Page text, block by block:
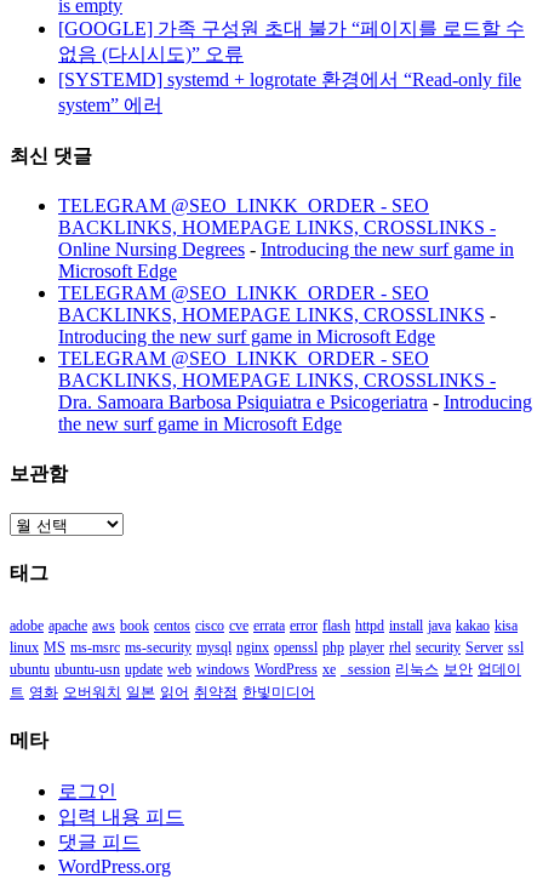
is empty
[GOOGLE] 가족 구성원 초대 불가 “페이지를 로드할 수
없음 (다시시도)” 오류
[SYSTEMD] systemd + logrotate 환경에서 “Read-only file
system” 에러
최신 댓글
TELEGRAM @SEO_LINKK_ORDER - SEO
BACKLINKS, HOMEPAGE LINKS, CROSSLINKS -
Online Nursing Degrees - Introducing the new surf game in
Microsoft Edge
TELEGRAM @SEO_LINKK_ORDER - SEO
BACKLINKS, HOMEPAGE LINKS, CROSSLINKS -
Introducing the new surf game in Microsoft Edge
TELEGRAM @SEO_LINKK_ORDER - SEO
BACKLINKS, HOMEPAGE LINKS, CROSSLINKS -
Dra. Samoara Barbosa Psiquiatra e Psicogeriatra - Introducing
the new surf game in Microsoft Edge
보관함
보
함
태그
adobe apache aws book centos cisco cve errata error flash httpd install java kakao kisa
linux MS ms-msrc ms-security mysql nginx openssl php player rhel security Server ssl
ubuntu ubuntu-usn update web windows WordPress xe _session 리눅스 보안 업데이
트 영화 오버워치 일본 읽어 취약점 한빛미디어
메타
로그인
입력 내용 피드
댓글 피드
WordPress.org